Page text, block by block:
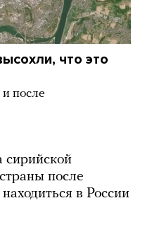
что это
после
сирийской
после
в России